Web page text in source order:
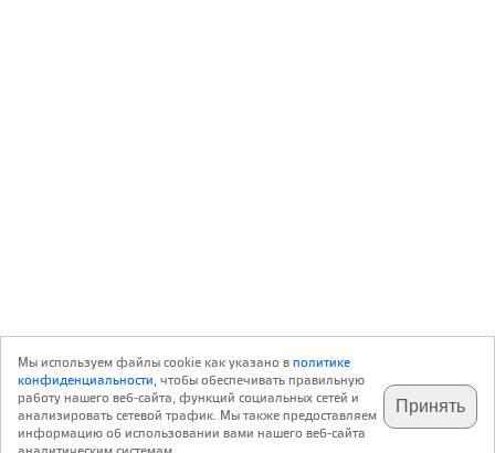
подпишитесь на наш
телеграм @archi_ru
✕
Мы используем файлы cookie как указано вполитике
конфиденциальности, чтобы обеспечивать правильную
работу нашего веб-сайта, функций социальных сетей и
анализировать сетевой трафик. Мы также предоставляем
информацию об использовании вами нашего веб-сайта
Принять